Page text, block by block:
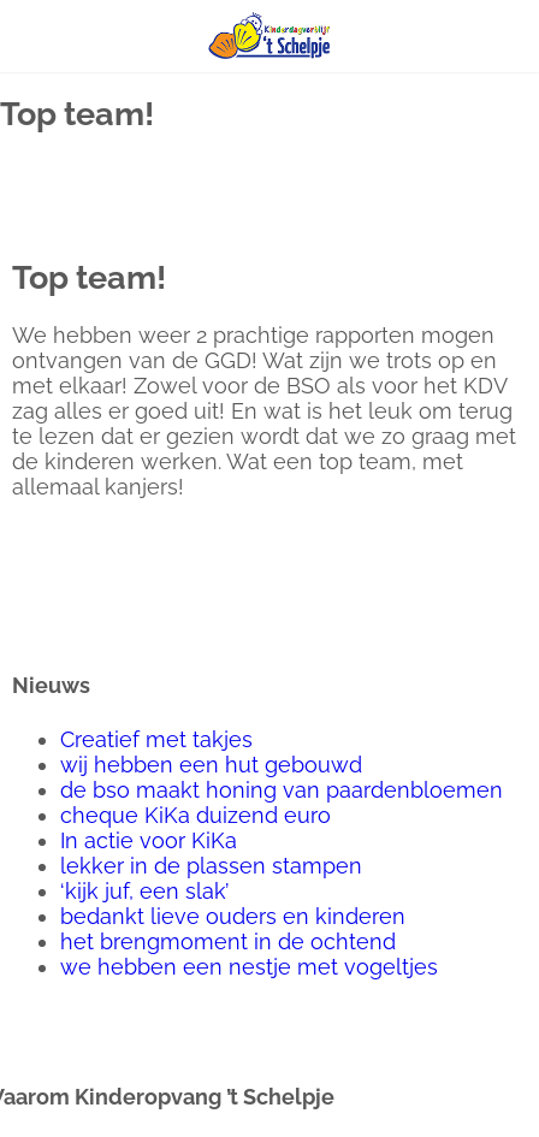
naar
inhoud
Top team!
Top team!
We hebben weer 2 prachtige rapporten mogen
ontvangen van de GGD! Wat zijn we trots op en
met elkaar! Zowel voor de BSO als voor het KDV
zag alles er goed uit! En wat is het leuk om terug
te lezen dat er gezien wordt dat we zo graag met
de kinderen werken. Wat een top team, met
allemaal kanjers!
Nieuws
Creatief met takjes
wij hebben een hut gebouwd
de bso maakt honing van paardenbloemen
cheque KiKa duizend euro
In actie voor KiKa
lekker in de plassen stampen
‘kijk juf, een slak’
bedankt lieve ouders en kinderen
het brengmoment in de ochtend
we hebben een nestje met vogeltjes
Kinderopvang ’t Schelpje